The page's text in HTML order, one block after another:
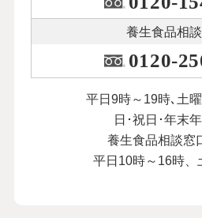
養生食品相
0120-
平日9時～19時､土
日･祝日･年末
養生食品相談窓
平日10時～16時、